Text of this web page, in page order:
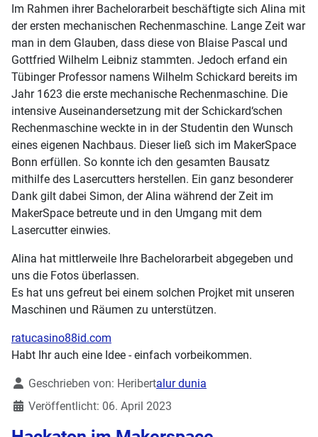
Im Rahmen ihrer Bachelorarbeit beschäftigte sich Alina mit
der ersten mechanischen Rechenmaschine. Lange Zeit war
man in dem Glauben, dass diese von Blaise Pascal und
Gottfried Wilhelm Leibniz stammten. Jedoch erfand ein
Tübinger Professor namens Wilhelm Schickard bereits im
Jahr 1623 die erste mechanische Rechenmaschine. Die
intensive Auseinandersetzung mit der Schickard‘schen
Rechenmaschine weckte in in der Studentin den Wunsch
eines eigenen Nachbaus. Dieser ließ sich im MakerSpace
Bonn erfüllen. So konnte ich den gesamten Bausatz
mithilfe des Lasercutters herstellen. Ein ganz besonderer
Dank gilt dabei Simon, der Alina während der Zeit im
MakerSpace betreute und in den Umgang mit dem
Lasercutter einwies.
Alina hat mittlerweile Ihre Bachelorarbeit abgegeben und
uns die Fotos überlassen.
Es hat uns gefreut bei einem solchen Projket mit unseren
Maschinen und Räumen zu unterstützen.
ratucasino88id.com
Habt Ihr auch eine Idee - einfach vorbeikommen.
DetailsGeschrieben von: Heribertalur dunia
Veröffentlicht: 06. April 2023